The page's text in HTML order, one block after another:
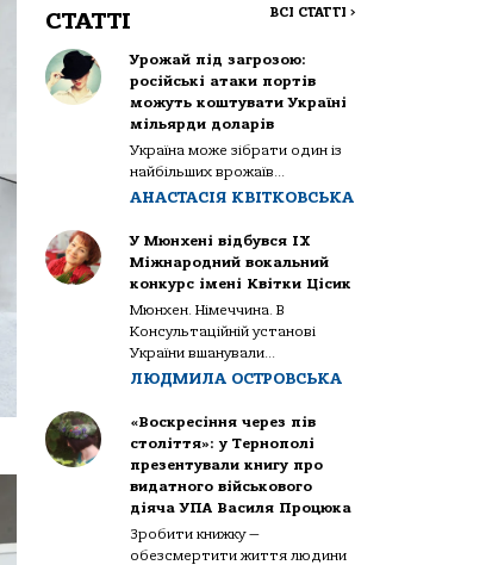
СТАТТІ ВСІ СТАТТІ >
Урожай під загрозою:
російські атаки портів
можуть коштувати Україні
мільярди доларів
Україна може зібрати один із
найбільших врожаїв...
АНАСТАСІЯ КВІТКОВСЬКА
У Мюнхені відбувся IX
Міжнародний вокальний
конкурс імені Квітки Цісик
Мюнхен. Німеччина. В
Консультаційній установі
України вшанували...
ЛЮДМИЛА ОСТРОВСЬКА
«Воскресіння через пів
століття»: у Тернополі
презентували книгу про
видатного військового
діяча УПА Василя Процюка
Зробити книжку —
обезсмертити життя людини